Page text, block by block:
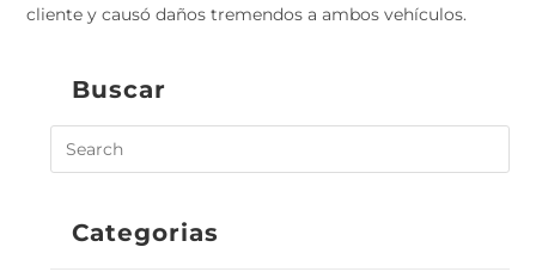
cliente y causó daños tremendos a ambos vehículos.
Buscar
Categorias